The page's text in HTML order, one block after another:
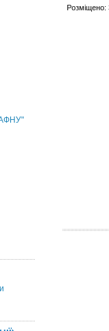
АФНУ"
Розміщено: